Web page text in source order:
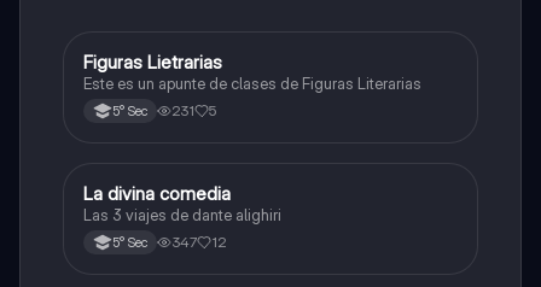
Otros
Figuras Lietrarias
Este es un apunte de clases de Figuras Literarias
5° Sec 231 5
Otros
La divina comedia
Las 3 viajes de dante alighiri
5° Sec 347 12